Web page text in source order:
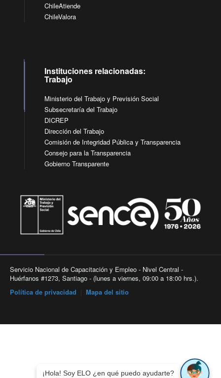
ChileAtiende
ChileValora
Instituciones relacionadas:
Trabajo
Ministerio del Trabajo y Previsión Social
Subsecretaría del Trabajo
DICREP
Dirección del Trabajo
Comisión de Integridad Pública y Transparencia
Consejo para la Transparencia
Gobierno Transparente
Servicio Nacional de Capacitación y Empleo - Nivel Central -
Huérfanos #1273, Santiago - (lunes a viernes, 09:00 a 18:00 hrs.).
Política de privacidad
Mapa del sitio
¡Hola! Soy ELO ¿en qué puedo ayudarte?